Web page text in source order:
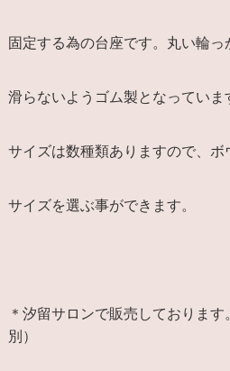
固定する為の台座です。丸い輪っ
滑らないようゴム製となっていま
サイズは数種類ありますので、ボ
サイズを選ぶ事ができます。
＊汐留サロンで販売しておりま
別）